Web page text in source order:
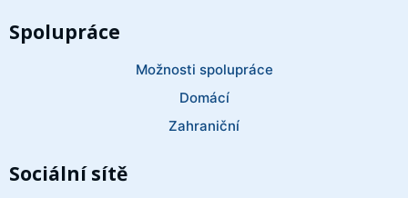
Spolupráce
Možnosti spolupráce
Domácí
Zahraniční
Sociální sítě